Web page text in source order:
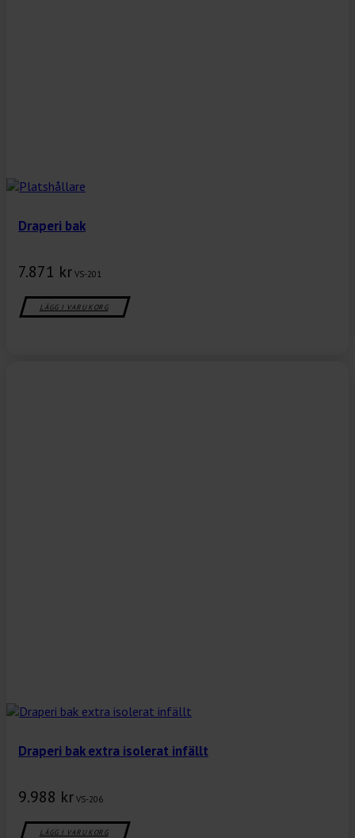
Draperi bak
7.871 kr VS-201
LÄGG I VARUKORG
Draperi bak extra isolerat infällt
9.988 kr VS-206
LÄGG I VARUKORG